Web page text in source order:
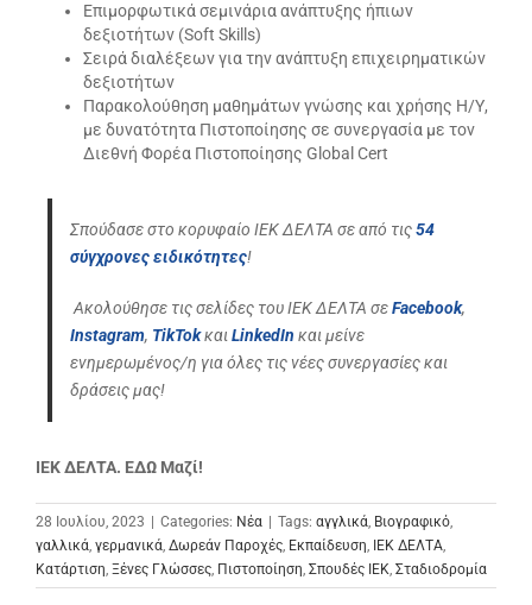
Επιμορφωτικά σεμινάρια ανάπτυξης ήπιων
δεξιοτήτων (Soft Skills)
Σειρά διαλέξεων για την ανάπτυξη επιχειρηματικών
δεξιοτήτων
Παρακολούθηση μαθημάτων γνώσης και χρήσης Η/Υ,
με δυνατότητα Πιστοποίησης σε συνεργασία με τον
Διεθνή Φορέα Πιστοποίησης Global Cert
Σπούδασε στο κορυφαίο ΙΕΚ ΔΕΛΤΑ σε από τις54
σύγχρονες ειδικότητες!
Ακολούθησε τις σελίδες του ΙΕΚ ΔΕΛΤΑ σεFacebook,
Instagram, TikTokκαιLinkedIn και μείνε
ενημερωμένος/η για όλες τις νέες συνεργασίες και
δράσεις μας!
ΙΕΚ ΔΕΛΤΑ. ΕΔΩ Μαζί!
28 Ιουλίου, 2023 Categories: Νέα Tags: αγγλικά, Βιογραφικό,
γαλλικά, γερμανικά, Δωρεάν Παροχές, Εκπαίδευση, ΙΕΚ ΔΕΛΤΑ,
Κατάρτιση, Ξένες Γλώσσες, Πιστοποίηση, Σπουδές ΙΕΚ, Σταδιοδρομία